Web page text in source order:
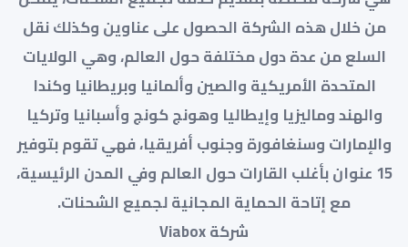
من خلال هذه الشركة الحصول على عناوين وكذلك نقل
السلع من عدة دول مختلفة حول العالم، وهي الولايات
المتحدة الأمريكية والصين وألمانيا وبريطانيا وكندا
والهند وماليزيا وإيطاليا وهونج كونج وأسبانيا وتركيا
والإمارات وسنغافورة وجنوب أفريقيا، فهي تقوم بتوفير
15 عنوان بأغلب القارات حول العالم وفي المدن الرئيسية،
مع إتاحة الحماية المجانية لجميع الشحنات.
شركة Viabox